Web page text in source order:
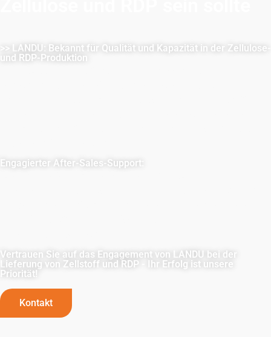
>> LANDU: Bekannt für Qualität und Kapazität in der Zellulose-
und RDP-Produktion
Engagierter After-Sales-Support:
Vertrauen Sie auf das Engagement von LANDU bei der
Lieferung von Zellstoff und RDP - Ihr Erfolg ist unsere
Priorität!
Kontakt